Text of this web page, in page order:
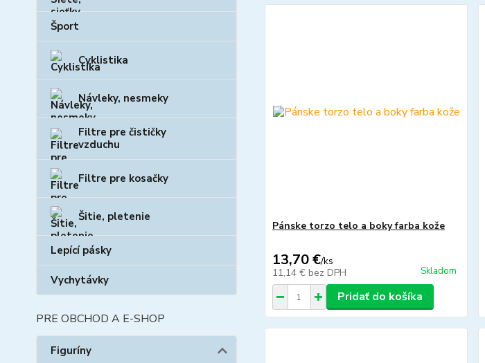
Šport
Cyklistika
Návleky, nesmeky
Filtre pre čističky
vzduchu
Filtre pre kosačky
Šitie, pletenie
Lepící pásky
Vychytávky
PRE OBCHOD A E-SHOP
Figuríny
Pánske torzo telo a boky farba kože
13,70 €/ks
11,14 € bez DPH Skladom
Pridať do košíka